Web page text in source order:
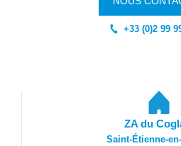
+33 (0)2 99
ZA du
Saint-Étienne-